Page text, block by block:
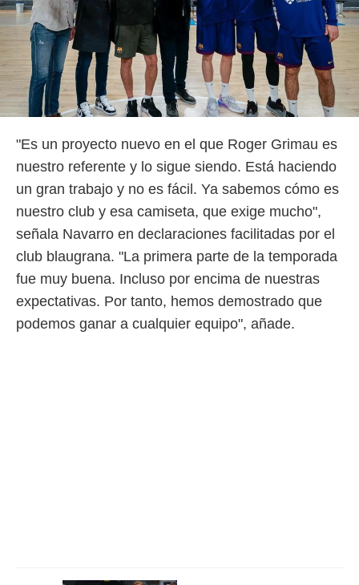
"Es un proyecto nuevo en el que Roger Grimau es
nuestro referente y lo sigue siendo. Está haciendo
un gran trabajo y no es fácil. Ya sabemos cómo es
nuestro club y esa camiseta, que exige mucho",
señala Navarro en declaraciones facilitadas por el
club blaugrana. "La primera parte de la temporada
fue muy buena. Incluso por encima de nuestras
expectativas. Por tanto, hemos demostrado que
podemos ganar a cualquier equipo", añade.